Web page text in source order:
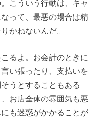
こういう行動は、キャ
って、最悪の場合は精
かねないんだ。
るよ。お会計のときに
い張ったり、支払いを
うとすることもある
お店全体の雰囲気も悪
も迷惑がかかることが